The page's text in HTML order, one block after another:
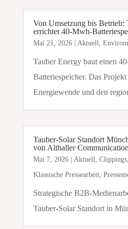
Von Umsetzung bis Betrieb:
errichtet 40-Mwh-
Mai 21, 2026| Aktuell
Tauber Energy baut einen
Batteriespeicher. Das
Energiewende und den
Tauber-Solar Standort
von Althaller Communication
Mai 7, 2026| Aktuell Clippings,
Klassische Pressearbeit,
Strategische B2B-
Tauber-Solar Standort in